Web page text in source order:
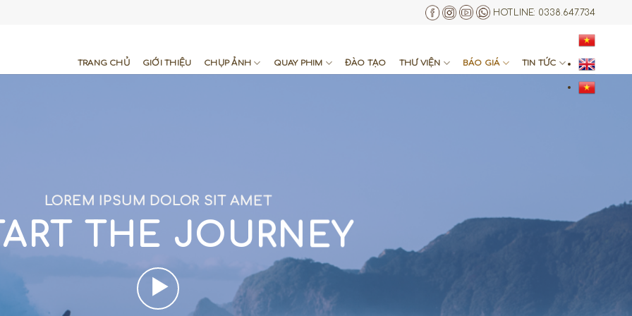
HOTLINE: 0338.647.734
TRANG CHỦ GIỚI THIỆU CHỤP ẢNH QUAY PHIM ĐÀO TẠO THƯ VIỆN BÁO GIÁ TIN TỨC
LOREM IPSUM DOLOR SIT AMET
THE JOURNEY